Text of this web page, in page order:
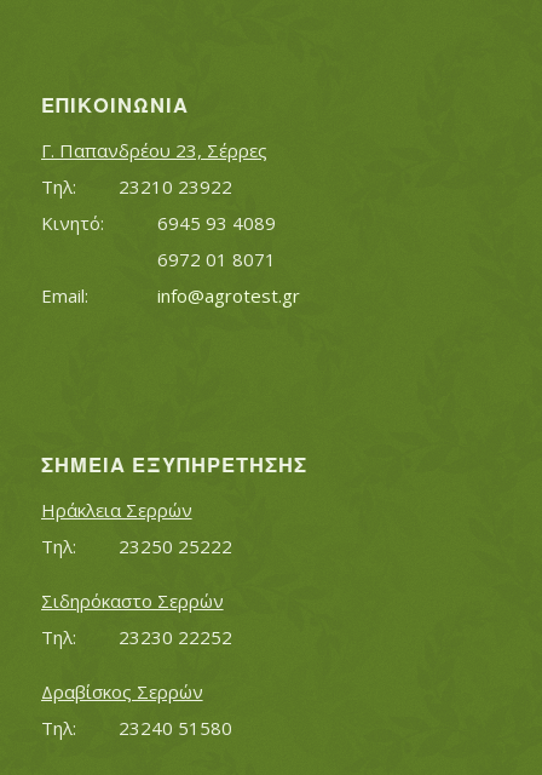
ΕΠΙΚΟΙΝΩΝΊΑ
Γ. Παπανδρέου 23, Σέρρες
Τηλ:		23210 23922
Κινητό:		6945 93 4089
			6972 01 8071
info@agrotest.gr
ΣΗΜΕΊΑ ΕΞΥΠΗΡΈΤΗΣΗΣ
Ηράκλεια Σερρών
Τηλ:		23250 25222
Σιδηρόκαστο Σερρών
Τηλ:		23230 22252
Δραβίσκος Σερρών
Τηλ:		23240 51580